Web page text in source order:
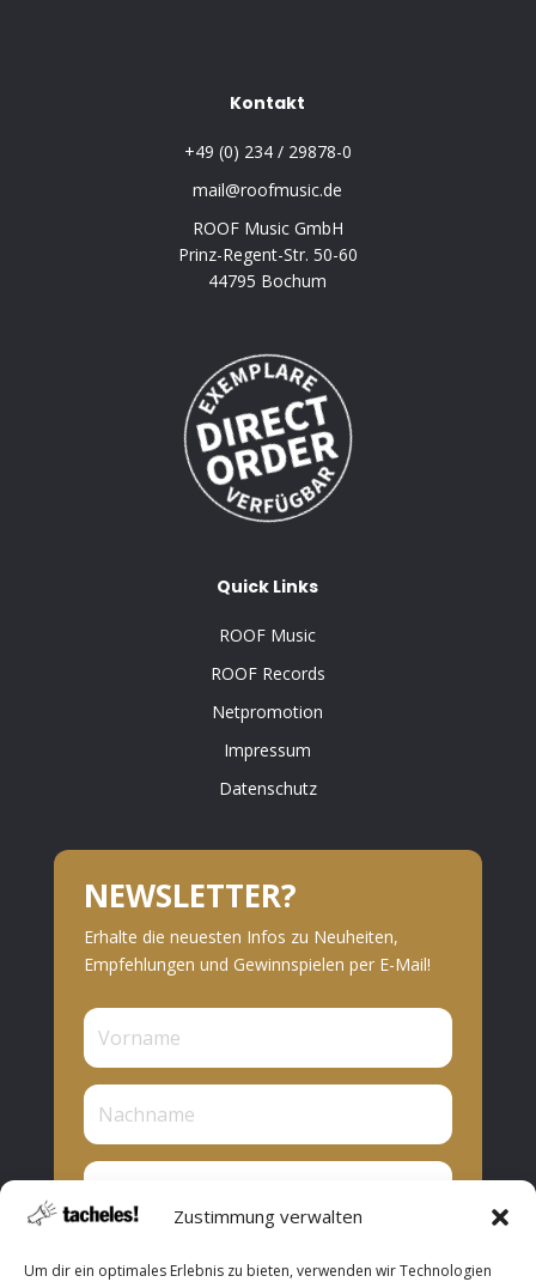
Zustimmung verwalten
Um dir ein optimales Erlebnis zu bieten, verwenden wir Technologien
Kontakt
+49 (0) 234 / 29878-0
mail@roofmusic.de
ROOF Music GmbH
Prinz-Regent-Str. 50-60
44795 Bochum
Quick Links
ROOF Music
ROOF Records
Netpromotion
Impressum
Datenschutz
NEWSLETTER?
Erhalte die neuesten Infos zu Neuheiten,
Empfehlungen und Gewinnspielen per E-Mail!